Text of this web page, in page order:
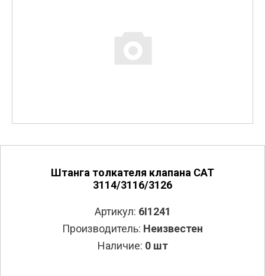
Штанга толкателя клапана CAT
3114/3116/3126
Артикул: 6I1241
Производитель: Неизвестен
Наличие: 0 шт